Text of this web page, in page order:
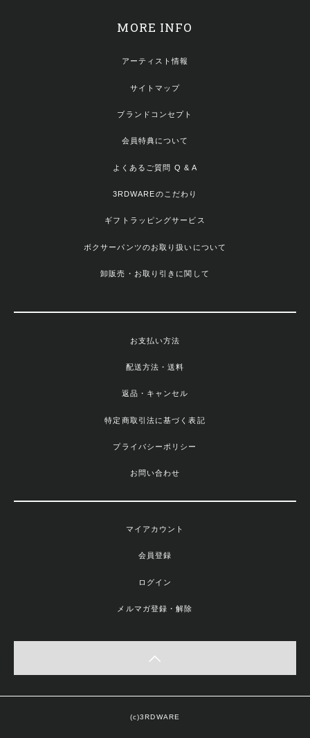
MORE INFO
アーティスト情報
サイトマップ
ブランドコンセプト
会員特典について
よくあるご質問 Q & A
3RDWAREのこだわり
ギフトラッピングサービス
ボクサーパンツのお取り扱いについて
卸販売・お取り引きに関して
お支払い方法
配送方法・送料
返品・キャンセル
特定商取引法に基づく表記
プライバシーポリシー
お問い合わせ
マイアカウント
会員登録
ログイン
メルマガ登録・解除
(c)3RDWARE